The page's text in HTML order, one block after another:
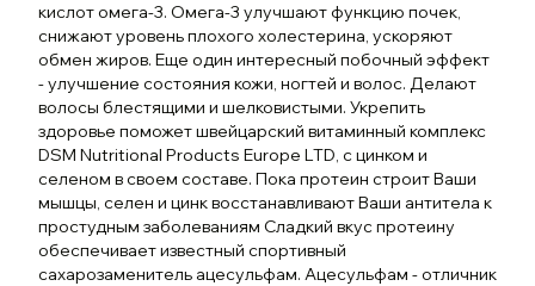
кислот омега-3. Омега-3 улучшают функцию почек,
снижают уровень плохого холестерина, ускоряют
обмен жиров. Еще один интересный побочный эффект
- улучшение состояния кожи, ногтей и волос. Делают
волосы блестящими и шелковистыми. Укрепить
здоровье поможет швейцарский витаминный комплекс
DSM Nutritional Products Europe LTD, с цинком и
селеном в своем составе. Пока протеин строит Ваши
мышцы, селен и цинк восстанавливают Ваши антитела к
простудным заболеваниям Сладкий вкус протеину
обеспечивает известный спортивный
сахарозаменитель ацесульфам. Ацесульфам - отличник